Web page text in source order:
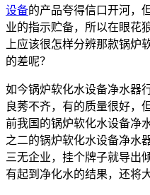
设备的产品夸得信口开河，
业的指示贮备，所以在眼花
上应该很怎样分辨那款锅炉
的差呢？
如今锅炉软化水设备净水器
良莠不齐，有的质量很好，
前我国的锅炉软化水设备净
之二的锅炉软化水设备净水
三无企业，挂个牌子就导出
有起到净化水的结果，还将